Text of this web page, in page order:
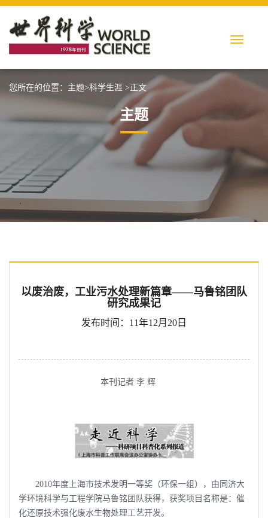
您所在的位置： 主题>科学生涯 >正文
主题
以废治废，工业污水处理新篇章——马鲁铭团队
研究成果记
发布时间：11年12月20日
本刊记者 李 辉
2010年度上海市技术发明一等奖（环保一组），由同济大
学环境科学与工程学院马鲁铭团队获得，获奖项目名称是：催
化还原技术强化废水生物处理工艺开发。